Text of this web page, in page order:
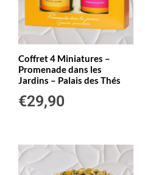
Coffret 4 Miniatures –
Promenade dans les
Jardins – Palais des Thés
€29,90